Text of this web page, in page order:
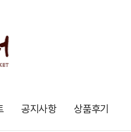
공지사항 상품후기